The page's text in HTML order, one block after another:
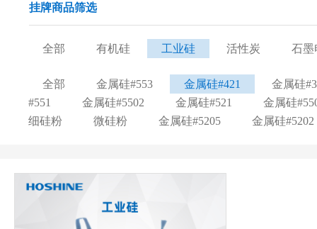
挂牌商品筛选
全部 有机硅 工业硅 活性炭 石墨
全部 金属硅#553 金属硅#421
金属硅
#551
金属硅#5502 金属硅#521
金属硅
细硅粉
微硅粉 金属硅#5205 金属硅#5202